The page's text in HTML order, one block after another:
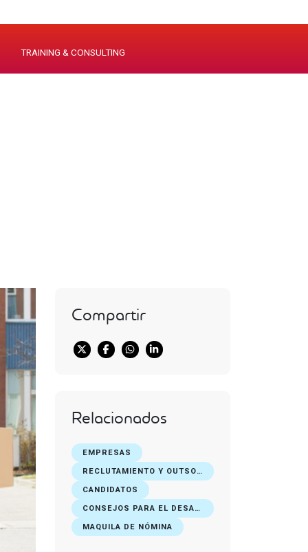
TRAINING & CONSULTING
Compartir
Relacionados
EMPRESAS
RECLUTAMIENTO Y OUTSOURCING DE PERSONAL
CANDIDATOS
CONSEJOS PARA EL DESARROLLO PROFESIONAL
MAQUILA DE NÓMINA